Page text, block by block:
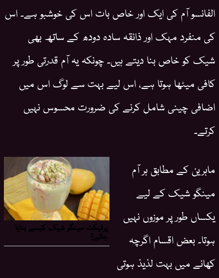
الفانسو آم کی ایک اور خاص بات اس کی خوشبو ہے۔ اس
کی منفرد مہک اور ذائقہ سادہ دودھ کے ساتھ بھی
شیک کو خاص بنا دیتے ہیں۔ چونکہ یہ آم قدرتی طور پر
کافی میٹھا ہوتا ہے، اس لیے بہت سے لوگ اس میں
اضافی چینی شامل کرنے کی ضرورت محسوس نہیں
کرتے۔
ماہرین کے مطابق ہر آم
مینگو شیک کے لیے
یکساں طور پر موزوں نہیں
ہوتا۔ بعض اقسام اگرچہ
کھانے میں بہت لذیذ ہوتی